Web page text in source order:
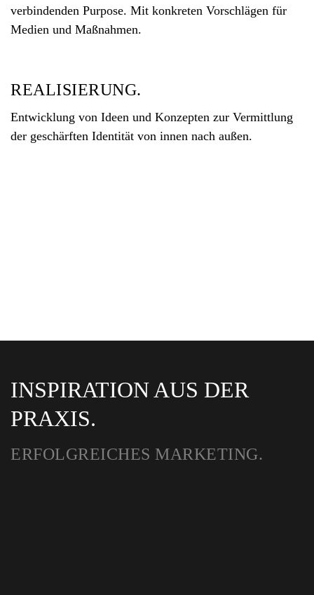
verbindenden Purpose. Mit konkreten Vorschlägen für
Medien und Maßnahmen.
REALISIERUNG.
Entwicklung von Ideen und Konzepten zur Vermittlung
der geschärften Identität von innen nach außen.
INSPIRATION AUS DER
PRAXIS.
ERFOLGREICHES MARKETING.